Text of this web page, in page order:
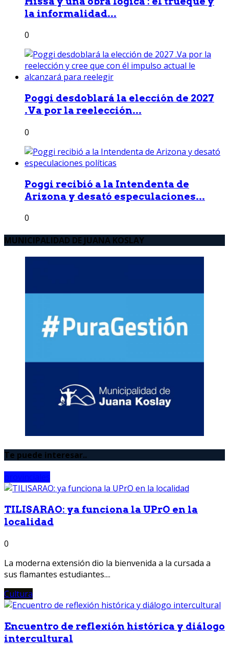
la informalidad...
0
Poggi desdoblará la elección de 2027
.Va por la reelección...
0
Poggi recibió a la Intendenta de
Arizona y desató especulaciones...
0
MUNICIPALIDAD DE JUANA KOSLAY
Te puede interesar..
TILISARAO: ya funciona la UPrO en la
localidad
0
La moderna extensión dio la bienvenida a la cursada a
sus flamantes estudiantes....
Cultura
Encuentro de reflexión histórica y diálogo
intercultural